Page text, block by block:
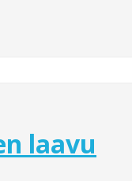
laavu